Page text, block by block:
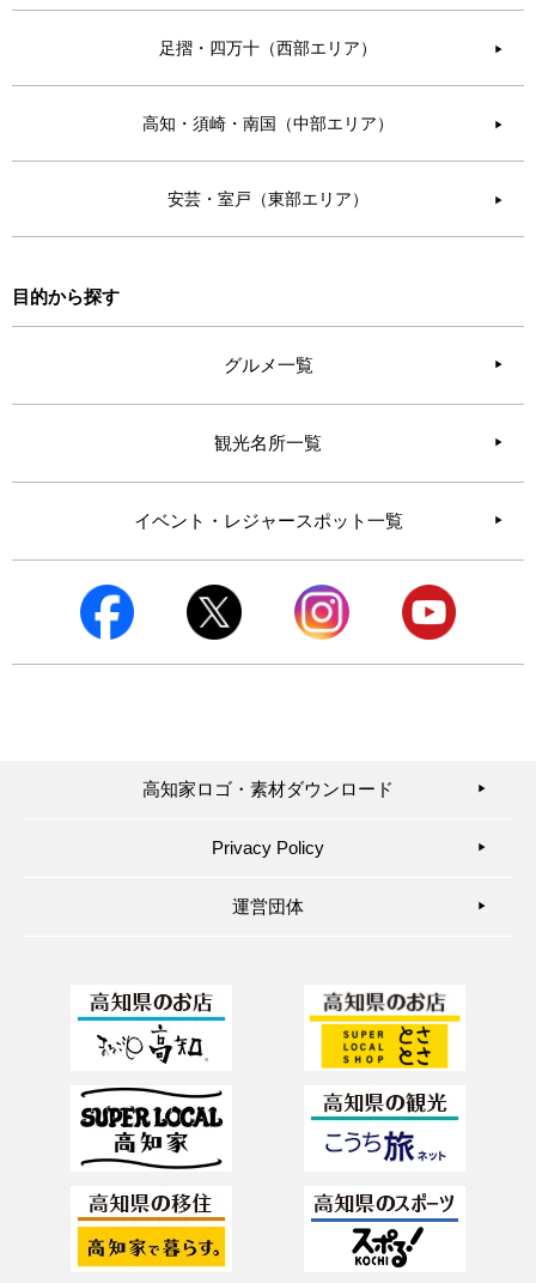
足摺・四万十（西部エリア） ▶︎
高知・須崎・南国（中部エリア） ▶︎
安芸・室戸（東部エリア） ▶︎
目的から探す
グルメ一覧
観光名所一覧
イベント・レジャースポット一覧
高知家ロゴ・素材ダウンロード ▶︎
Privacy Policy ▶︎
運営団体 ▶︎